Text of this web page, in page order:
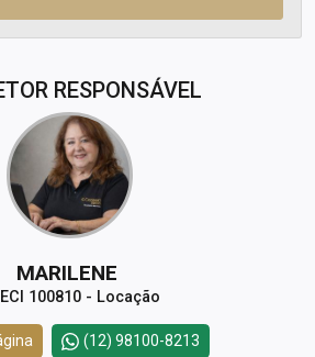
RESPONSÁVEL
MARILENE
100810 - Locação
(12) 98100-8213